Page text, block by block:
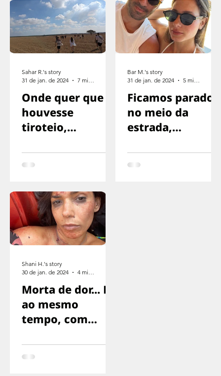
Onde quer que
houvesse
tiroteio,
direção oposta
Sahar R.'s story
31 de jan. de 2024
7 min de leitura
Ficamos parados
no meio da
estrada,
sinalizando para
o motorista
Bar M.'s story
31 de jan. de 2024
5 min de leitura
Morta de dor... E
ao mesmo
tempo, com
com medo de
que nos
Shani H.'s story
30 de jan. de 2024
4 min de leitura